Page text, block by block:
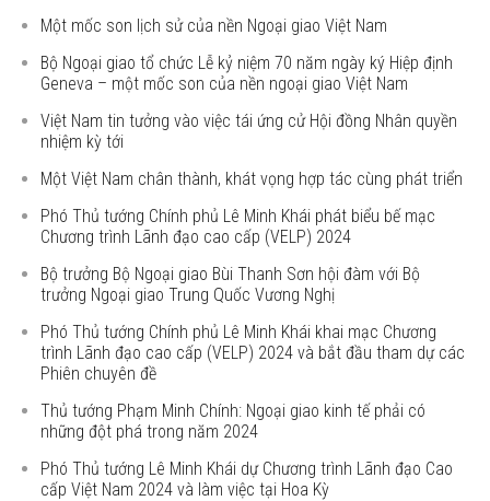
Một mốc son lịch sử của nền Ngoại giao Việt Nam
Bộ Ngoại giao tổ chức Lễ kỷ niệm 70 năm ngày ký Hiệp định
Geneva – một mốc son của nền ngoại giao Việt Nam
Việt Nam tin tưởng vào việc tái ứng cử Hội đồng Nhân quyền
nhiệm kỳ tới
Một Việt Nam chân thành, khát vọng hợp tác cùng phát triển
Phó Thủ tướng Chính phủ Lê Minh Khái phát biểu bế mạc
Chương trình Lãnh đạo cao cấp (VELP) 2024
Bộ trưởng Bộ Ngoại giao Bùi Thanh Sơn hội đàm với Bộ
trưởng Ngoại giao Trung Quốc Vương Nghị
Phó Thủ tướng Chính phủ Lê Minh Khái khai mạc Chương
trình Lãnh đạo cao cấp (VELP) 2024 và bắt đầu tham dự các
Phiên chuyên đề
Thủ tướng Phạm Minh Chính: Ngoại giao kinh tế phải có
những đột phá trong năm 2024
Phó Thủ tướng Lê Minh Khái dự Chương trình Lãnh đạo Cao
cấp Việt Nam 2024 và làm việc tại Hoa Kỳ